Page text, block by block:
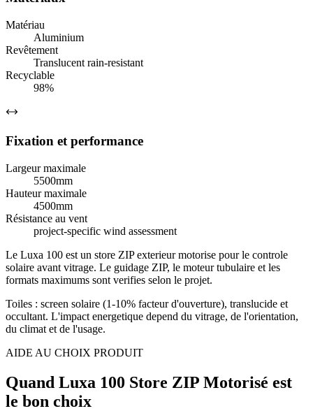
Matériau
Aluminium
Revêtement
Translucent rain-resistant
Recyclable
98%
Fixation et performance
Largeur maximale
5500mm
Hauteur maximale
4500mm
Résistance au vent
project-specific wind assessment
Le Luxa 100 est un store ZIP exterieur motorise pour le controle
solaire avant vitrage. Le guidage ZIP, le moteur tubulaire et les
formats maximums sont verifies selon le projet.
Toiles : screen solaire (1-10% facteur d'ouverture), translucide et
occultant. L'impact energetique depend du vitrage, de l'orientation,
du climat et de l'usage.
AIDE AU CHOIX PRODUIT
Quand Luxa 100 Store ZIP Motorisé est
le bon choix